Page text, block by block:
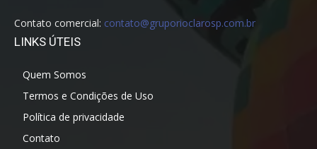
Contato comercial: contato@gruporioclarosp.com.br
LINKS ÚTEIS
Quem Somos
Termos e Condições de Uso
Política de privacidade
Contato